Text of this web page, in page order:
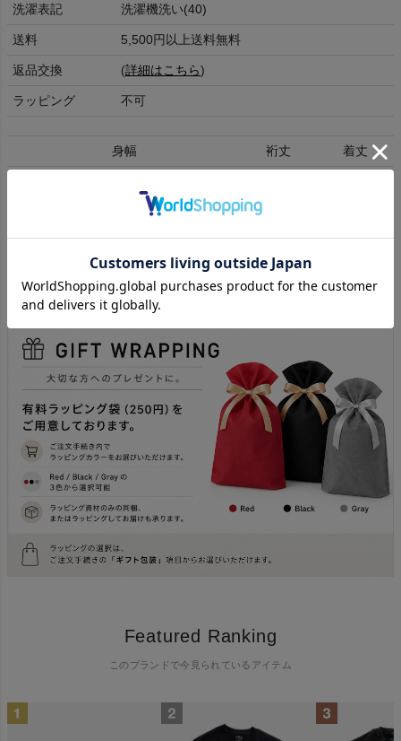
洗濯表記 洗濯機洗い(40)
送料 5,500円以上送料無料
返品交換 (詳細はこちら)
ラッピング 不可
身幅 裄丈 着丈
XL 67 92 74
Featured Ranking
このブランドで今見られているアイテム